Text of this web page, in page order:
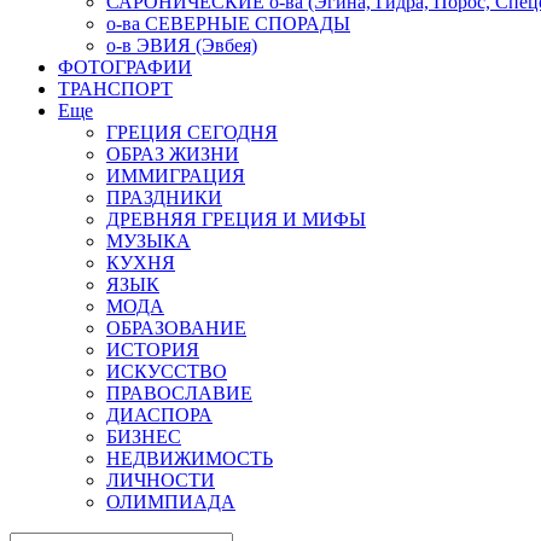
о-ва СЕВЕРНЫЕ СПОРАДЫ
о-в ЭВИЯ (Эвбея)
ФОТОГРАФИИ
ТРАНСПОРТ
Еще
ГРЕЦИЯ СЕГОДНЯ
ОБРАЗ ЖИЗНИ
ИММИГРАЦИЯ
ПРАЗДНИКИ
ДРЕВНЯЯ ГРЕЦИЯ И МИФЫ
МУЗЫКА
КУХНЯ
ЯЗЫК
МОДА
ОБРАЗОВАНИЕ
ИСТОРИЯ
ИСКУССТВО
ПРАВОСЛАВИЕ
ДИАСПОРА
БИЗНЕС
НЕДВИЖИМОСТЬ
ЛИЧНОСТИ
ОЛИМПИАДА